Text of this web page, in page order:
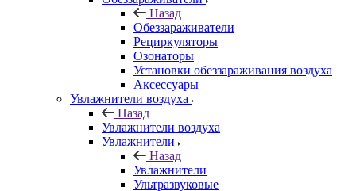
Назад
Обеззараживатели
Рециркуляторы
Озонаторы
Установки обеззараживания воздуха
Аксессуары
Увлажнители воздуха
Назад
Увлажнители воздуха
Увлажнители
Назад
Увлажнители
Ультразвуковые